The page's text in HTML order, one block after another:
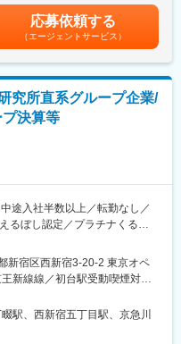
より実務の幅を広げたい」
決算にも関わっていきたい」
です。
ス向け報告に必要な数値集計
ートなどにも携わっていただ
わせて業務をお任せします。
月）賃金はあくまでも目安の金
能性があります。月給(月額)は
応募依頼する
（エージェントサービス）
究所直系グループ企業/
決算等
途入社半数以上／転勤なし／
るぼし認定／プラチナくるみ
当てます。
新宿区西新宿3-20-2 東京オペ
新線線／初台駅受動喫煙対
詳細2＞川崎住所：神奈川県川
ラルタワー受動喫煙対策：屋
駅、西新宿五丁目駅、京急川